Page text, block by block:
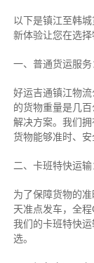
以下是镇江至韩
新体验让您在选择
一、普通货运服
好运吉通镇江物
的货物重量是几
解决方案。我们
货物能够准时、安
二、卡班特快运
为了保障货物的
天准点发车，全
我们的卡班特快
选。